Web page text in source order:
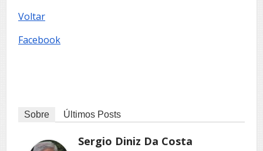
Voltar
Facebook
Sobre Últimos Posts
Sergio Diniz Da Costa